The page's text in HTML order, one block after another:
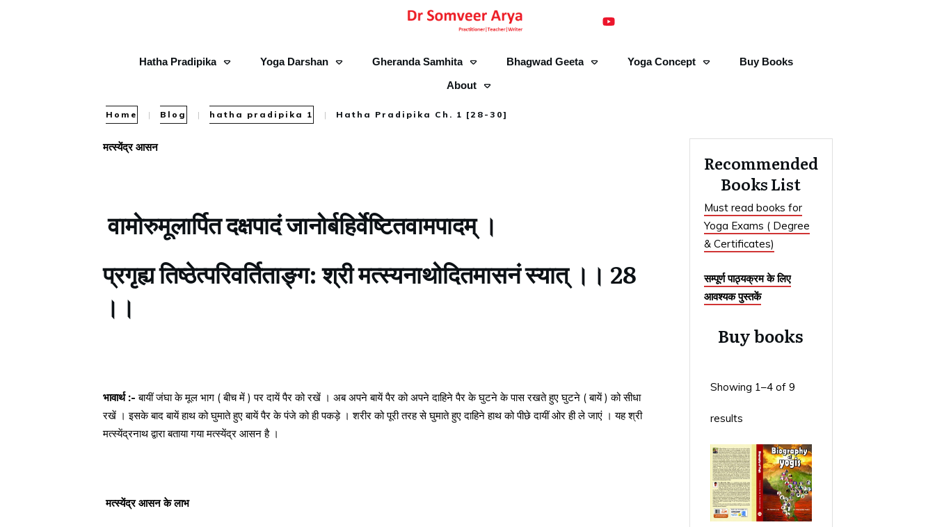
Hatha Pradipika Yoga Darshan Gheranda Samhita Bhagwad Geeta Yoga Concept
Buy Books
About
Home | Blog | hatha pradipika 1 | Hatha Pradipika Ch. 1 [28-30]
मत्स्येंद्र आसन
वामोरुमूलार्पित दक्षपादं जानोर्बहिर्वेष्टितवामपादम् ।
प्रगृह्य तिष्ठेत्परिवर्तिताङ्ग: श्री मत्स्यनाथोदितमासनं स्यात् ।। 28
।।
भावार्थ :-बायीं जंघा के मूल भाग ( बीच में ) पर दायें पैर को रखें । अब अपने बायें पैर को अपने दाहिने पैर के घुटने के पास रखते हुए घुटने ( बायें ) को सीधा
रखें । इसके बाद बायें हाथ को घुमाते हुए बायें पैर के पंजे को ही पकड़े । शरीर को पूरी तरह से घुमाते हुए दाहिने हाथ को पीछे दायीं ओर ही ले जाएं । यह श्री
मत्स्येंद्रनाथ द्वारा बताया गया मत्स्येंद्र आसन है ।
मत्स्येंद्र आसन के लाभ
Recommended
Books List
Must read books for
Yoga Exams ( Degree
& Certificates)
सम्पूर्ण पाठ्यक्रम के लिए
आवश्यक पुस्तकें
Buy books
Showing 1–4 of 9
results